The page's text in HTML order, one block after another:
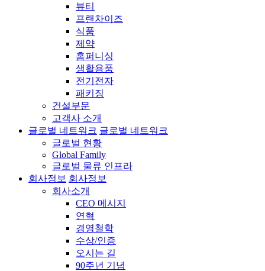
뷰티
프랜차이즈
식품
제약
홈퍼니싱
생활용품
전기전자
패키징
건설부문
고객사 소개
글로벌 네트워크 글로벌 네트워크
글로벌 현황
Global Family
글로벌 물류 인프라
회사정보 회사정보
회사소개
CEO 메시지
연혁
경영철학
수상/인증
오시는 길
90주년 기념